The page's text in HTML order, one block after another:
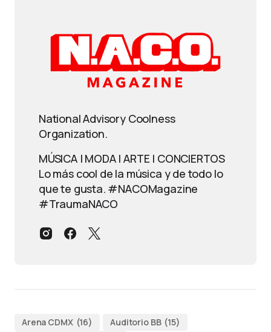
National Advisory Coolness
Organization.
MÚSICA | MODA | ARTE | CONCIERTOS
Lo más cool de la música y de todo lo
que te gusta. #NACOMagazine
#TraumaNACO
Arena CDMX (16) Auditorio BB (15)